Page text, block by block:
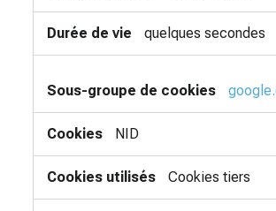
quelques secondes
NID
Cookies tiers